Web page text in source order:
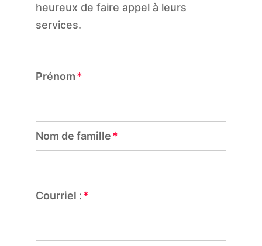
heureux de faire appel à leurs
services.
Prénom
Nom de famille
Courriel :